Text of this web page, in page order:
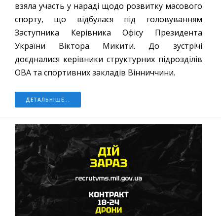
взяла участь у нараді щодо розвитку масового
спорту, що відбулася під головуванням
Заступника Керівника Офісу Президента
України Віктора Микити. До зустрічі
доєдналися керівники структурних підрозділів
ОВА та спортивних закладів Вінниччини.
ДЕТАЛЬНІШЕ...